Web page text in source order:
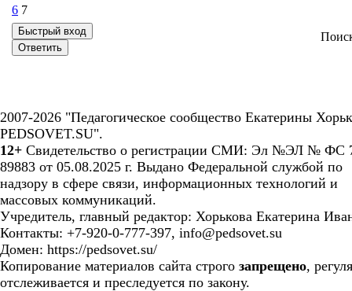
6 7
2007-2026 "Педагогическое сообщество Екатерины
PEDSOVET.SU".
12+ Свидетельство о регистрации СМИ: Эл №ЭЛ № ФС
89883 от 05.08.2025 г. Выдано Федеральной службой по
надзору в сфере связи, информационных технологий и
массовых коммуникаций.
Учредитель, главный редактор: Хорькова Екатерина
Контакты: +7-920-0-777-397, info@pedsovet.su
Домен: https://pedsovet.su/
Копирование материалов сайта строго запрещено,
отслеживается и преследуется по закону.